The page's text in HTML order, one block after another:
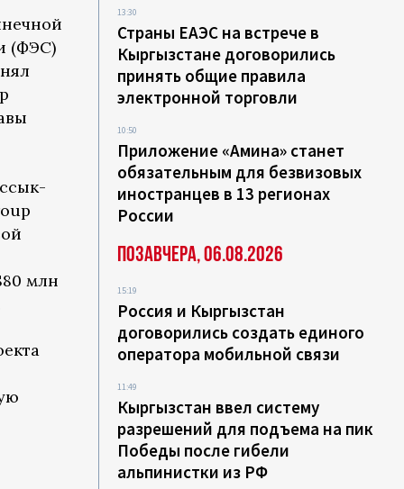
(ФЭС)
млн
13:30
Страны ЕАЭС на встрече в
Кыргызстане договорились
принять общие правила
электронной торговли
10:50
Приложение «Амина» станет
обязательным для безвизовых
иностранцев в 13 регионах
России
Позавчера, 06.08.2026
15:19
Россия и Кыргызстан
договорились создать единого
оператора мобильной связи
11:49
Кыргызстан ввел систему
разрешений для подъема на пик
Победы после гибели
альпинистки из РФ